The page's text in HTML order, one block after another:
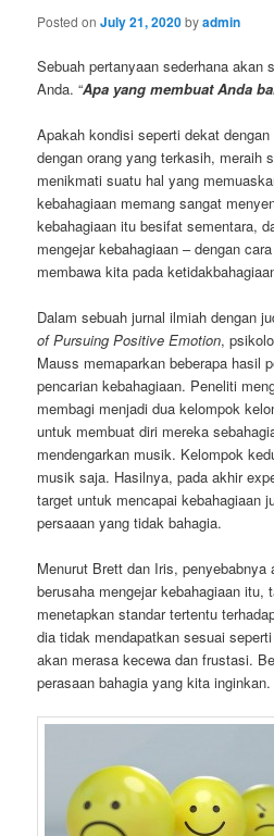
Posted onJuly 21, 2020byadmin
Sebuah pertanyaan sederhana akan
Anda. “Apa yang membuat Anda
Apakah kondisi seperti dekat
dengan orang yang terkasih, meraih
menikmati suatu hal yang
kebahagiaan memang sangat
kebahagiaan itu besifat sementara,
mengejar kebahagiaan – dengan
membawa kita pada
Dalam sebuah jurnal ilmiah dengan
of Pursuing Positive Emotion,
Mauss memaparkan beberapa hasil
pencarian kebahagiaan. Peneliti
membagi menjadi dua kelompok
untuk membuat diri mereka
mendengarkan musik. Kelompok
musik saja. Hasilnya, pada akhir
target untuk mencapai kebahagiaan
persaaan yang tidak bahagia.
Menurut Brett dan Iris, penyebabnya
berusaha mengejar kebahagiaan itu,
menetapkan standar tertentu
dia tidak mendapatkan sesuai
akan merasa kecewa dan frustasi.
perasaan bahagia yang kita inginkan.